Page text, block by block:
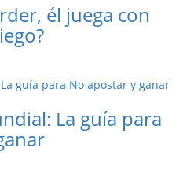
él juega con
La guía para